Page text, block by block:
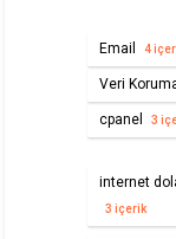
Email 4
Veri
cpanel 3
internet
3 içerik